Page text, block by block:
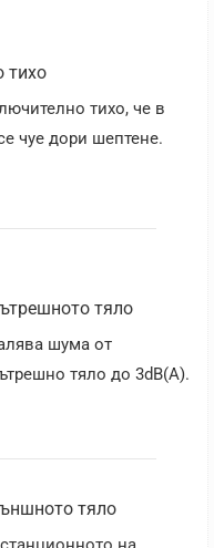
тихо
тихо, че в
чуе дори шептене.
тяло
шума от
тяло до 3dB(A).
тяло